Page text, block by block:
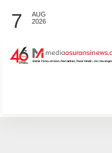
7
AUG
2026